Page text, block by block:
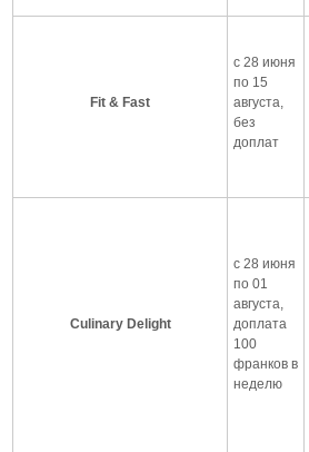
Fit & Fast
с 28 июня
по 15
августа,
без
доплат
Culinary Delight
с 28 июня
по 01
августа,
доплата
100
франков в
неделю